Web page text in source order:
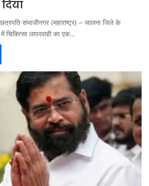
संभाजीनगर (महाराष्ट्र) – जालना जिले के
चिकित्सा लापरवाही का एक…